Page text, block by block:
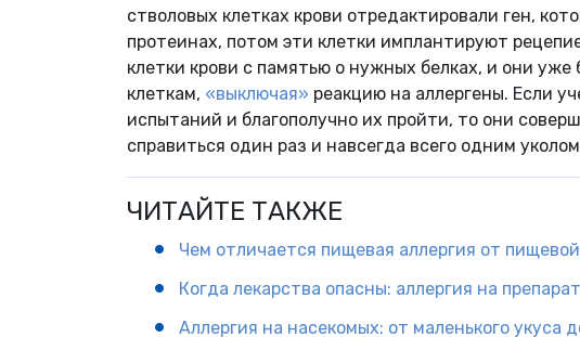
стволовых клетках крови отредактировали ген,
протеинах, потом эти клетки имплантируют
клетки крови с памятью о нужных белках, и они
клеткам, «выключая» реакцию на аллергены. Если
испытаний и благополучно их пройти, то они
справиться один раз и навсегда всего одним
ЧИТАЙТЕ ТАКЖЕ
Чем отличается пищевая аллергия от
Когда лекарства опасны: аллергия на
Аллергия на насекомых: от маленького укуса